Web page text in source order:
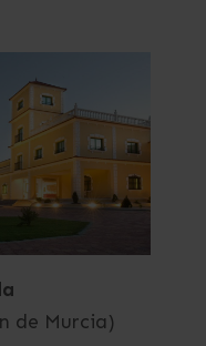
de Murcia)